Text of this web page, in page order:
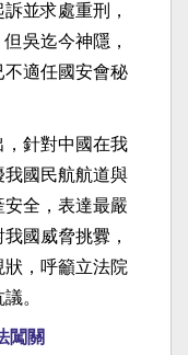
並求處重刑，
吳迄今神隱，
適任國安會秘
，針對中國在我
我國民航航道與
全，表達最嚴
國威脅挑釁，
，呼籲立法院
。
闖關